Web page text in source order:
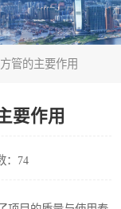
管的主要作用
要作用
：74